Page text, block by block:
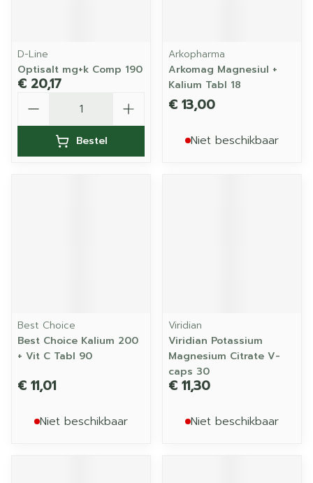
D-Line
Optisalt mg+k Comp 190
€ 20,17
Bestel
Arkopharma
Arkomag Magnesiul +
Kalium Tabl 18
€ 13,00
Niet beschikbaar
Best Choice
Best Choice Kalium 200
+ Vit C Tabl 90
€ 11,01
Niet beschikbaar
Viridian
Viridian Potassium
Magnesium Citrate V-
caps 30
€ 11,30
Niet beschikbaar